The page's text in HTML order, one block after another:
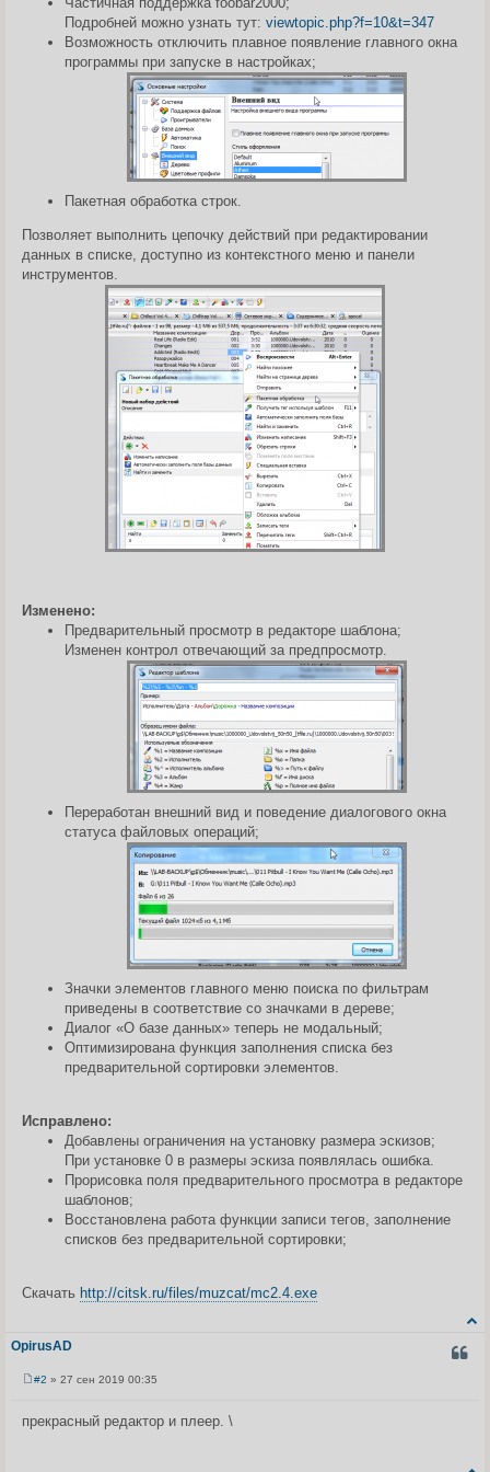
н
и
е
Подробней можно узнать тут: viewtopic.php?f=10&t=347
Возможность отключить плавное появление главного окна
программы при запуске в настройках;
Пакетная обработка строк.
Позволяет выполнить цепочку действий при редактировании
данных в списке, доступно из контекстного меню и панели
инструментов.
Изменено:
Предварительный просмотр в редакторе шаблона;
Изменен контрол отвечающий за предпросмотр.
Переработан внешний вид и поведение диалогового окна
статуса файловых операций;
Значки элементов главного меню поиска по фильтрам
приведены в соответствие со значками в дереве;
Диалог «О базе данных» теперь не модальный;
Оптимизирована функция заполнения списка без
предварительной сортировки элементов.
Исправлено:
Добавлены ограничения на установку размера эскизов;
При установке 0 в размеры эскиза появлялась ошибка.
Прорисовка поля предварительного просмотра в редакторе
шаблонов;
Восстановлена работа функции записи тегов, заполнение
списков без предварительной сортировки;
Скачать http://citsk.ru/files/muzcat/mc2.4.exe
OpirusAD
б
#2 » 27 сен 2019 00:35
прекрасный редактор и плеер. \